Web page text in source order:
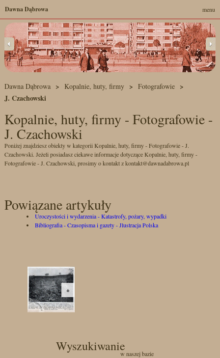
Dawna Dąbrowa Kopalnie, huty, firmy Fotografowie
J. Czachowski
Kopalnie, huty, firmy - Fotografowie -
J. Czachowski
Poniżej znajdziesz obiekty w kategorii Kopalnie, huty, firmy - Fotografowie - J.
Czachowski. Jeżeli posiadasz ciekawe informacje dotyczące Kopalnie, huty, firmy -
Fotografowie - J. Czachowski, prosimy o kontakt z kontakt@dawnadabrowa.pl
Powiązane artykuły
Uroczystości i wydarzenia - Katastrofy, pożary, wypadki
Bibliografia - Czasopisma i gazety - Jlustracja Polska
+
Wyszukiwaniew naszej bazie
Dawna Dąbrowa menu